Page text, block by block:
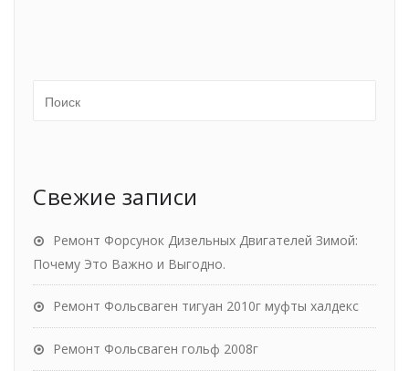
Свежие записи
Ремонт Форсунок Дизельных Двигателей Зимой:
Почему Это Важно и Выгодно.
Ремонт Фольсваген тигуан 2010г муфты халдекс
Ремонт Фольсваген гольф 2008г